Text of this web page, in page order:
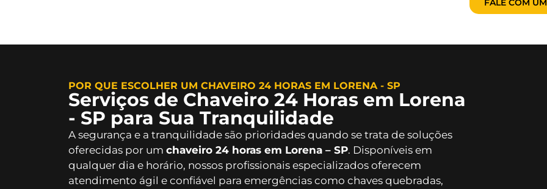
FALE COM
POR QUE ESCOLHER UM CHAVEIRO 24 HORAS EM LORENA - SP
Serviços de Chaveiro 24 Horas em Lorena
- SP para Sua Tranquilidade
A segurança e a tranquilidade são prioridades quando se trata de soluções
oferecidas por um chaveiro 24 horas em Lorena – SP. Disponíveis em
qualquer dia e horário, nossos profissionais especializados oferecem
atendimento ágil e confiável para emergências como chaves quebradas,